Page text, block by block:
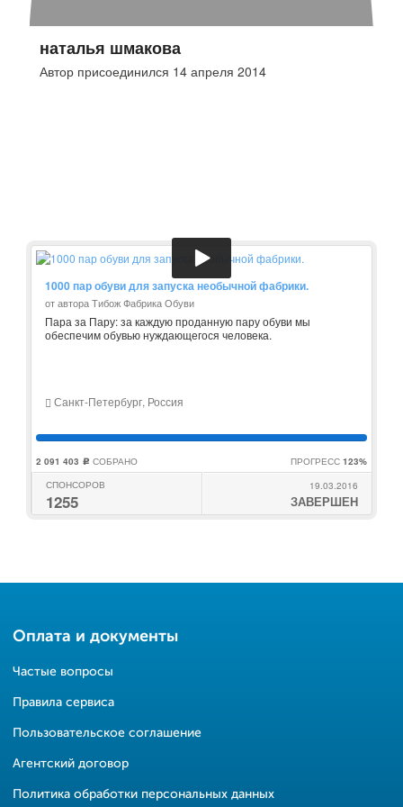
наталья шмакова
Автор присоединился 14 апреля 2014
1000 пар обуви для запуска необычной фабрики.
от автора Тибож Фабрика Обуви
Пара за Пару: за каждую проданную пару обуви мы
обеспечим обувью нуждающегося человека.
Санкт-Петербург, Россия
2 091 403 c СОБРАНО ПРОГРЕСС 123%
СПОНСОРОВ
1255
19.03.2016
ЗАВЕРШЕН
Оплата и документы
Частые вопросы
Правила сервиса
Пользовательское соглашение
Агентский договор
Политика обработки персональных данных